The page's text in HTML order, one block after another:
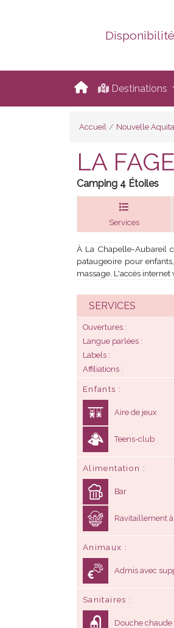
Destinations
Accueil Nouvelle
LA FAGE
Camping 4 Étoiles
Services
À La Chapelle-Aubareil
pataugeoire pour
massage. L'accès
SERVICES
Ouvertures
Langue parlées
Labels
Affiliations
Enfants
Aire de jeux
Teens-club
Alimentation
Bar
Ravitaillement
Animaux
Admis avec
Sanitaires
Douche chaude